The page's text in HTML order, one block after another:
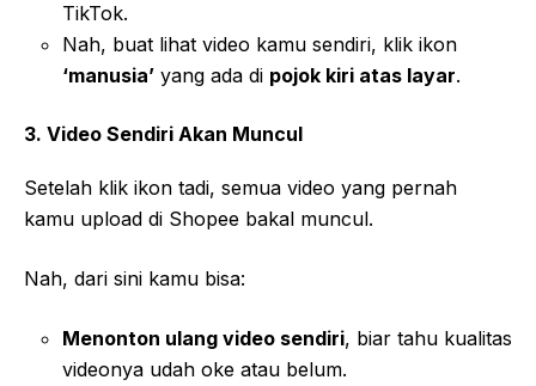
TikTok.
Nah, buat lihat video kamu sendiri, klik ikon
‘manusia’ yang ada di pojok kiri atas layar.
3. Video Sendiri Akan Muncul
Setelah klik ikon tadi, semua video yang pernah
kamu upload di Shopee bakal muncul.
Nah, dari sini kamu bisa:
Menonton ulang video sendiri, biar tahu kualitas
videonya udah oke atau belum.